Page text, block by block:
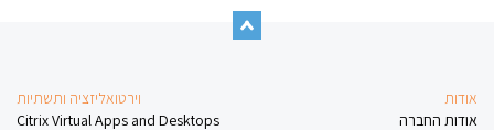
אודות
אודות החברה
וירטואליזציה ותשתיות
Citrix Virtual Apps and Desktops